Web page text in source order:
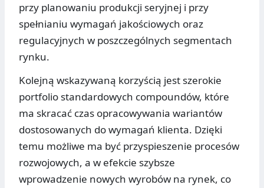
przy planowaniu produkcji seryjnej i przy
spełnianiu wymagań jakościowych oraz
regulacyjnych w poszczególnych segmentach
rynku.
Kolejną wskazywaną korzyścią jest szerokie
portfolio standardowych compoundów, które
ma skracać czas opracowywania wariantów
dostosowanych do wymagań klienta. Dzięki
temu możliwe ma być przyspieszenie procesów
rozwojowych, a w efekcie szybsze
wprowadzenie nowych wyrobów na rynek, co